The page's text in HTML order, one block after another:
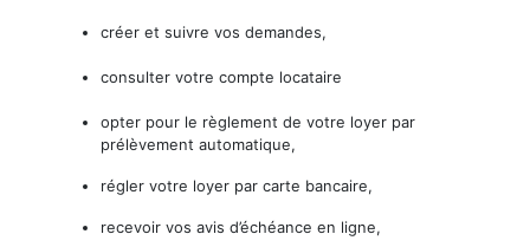
créer et suivre vos demandes,
consulter votre compte locataire
opter pour le règlement de votre loyer par
prélèvement automatique,
régler votre loyer par carte bancaire,
recevoir vos avis d’échéance en ligne,